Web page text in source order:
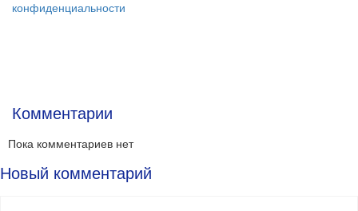
конфиденциальности
Комментарии
Пока комментариев нет
Новый комментарий